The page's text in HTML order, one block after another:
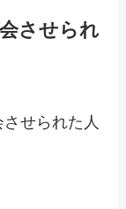
させられ
せられた人